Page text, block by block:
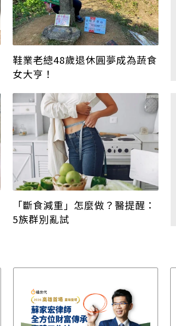
鞋業老總48歲退休圓夢成為蔬食
女大亨！
「斷食減重」怎麼做？醫提醒：
5族群別亂試